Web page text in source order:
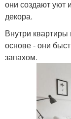
они создают
декора.
Внутри квартиры
основе - они
запахом.